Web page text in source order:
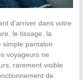
d’arriver dans votre
le tissage, la
simple pantalon
voyageurs ne
rarement visible
de